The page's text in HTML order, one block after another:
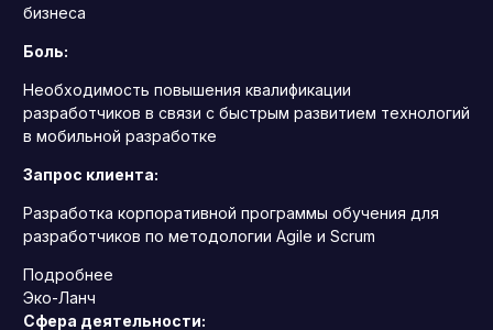
бизнеса
Боль:
Необходимость повышения квалификации
разработчиков в связи с быстрым развитием технологий
в мобильной разработке
Запрос клиента:
Разработка корпоративной программы обучения для
разработчиков по методологии Agile и Scrum
Подробнее
Эко-Ланч
Сфера деятельности: